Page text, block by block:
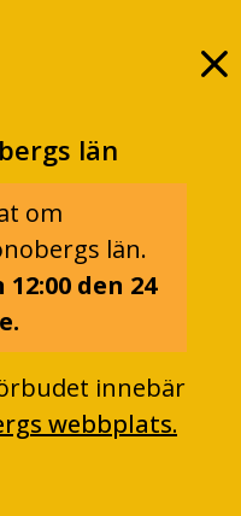
län
om
län.
den 24
innebär
webbplats.